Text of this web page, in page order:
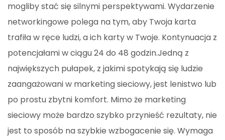
mogliby stać się silnymi perspektywami. Wydarzenie
networkingowe polega na tym, aby Twoja karta
trafiła w ręce ludzi, a ich karty w Twoje. Kontynuacja z
potencjałami w ciągu 24 do 48 godzin.Jedną z
największych pułapek, z jakimi spotykają się ludzie
zaangażowani w marketing sieciowy, jest lenistwo lub
po prostu zbytni komfort. Mimo że marketing
sieciowy może bardzo szybko przynieść rezultaty, nie
jest to sposób na szybkie wzbogacenie się. Wymaga